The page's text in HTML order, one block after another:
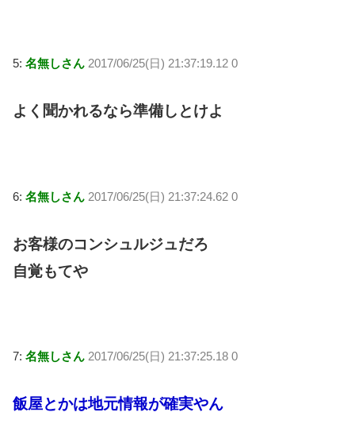
5: 名無しさん 2017/06/25(日) 21:37:19.12 0
よく聞かれるなら準備しとけよ
6: 名無しさん 2017/06/25(日) 21:37:24.62 0
お客様のコンシュルジュだろ
自覚もてや
7: 名無しさん 2017/06/25(日) 21:37:25.18 0
飯屋とかは地元情報が確実やん